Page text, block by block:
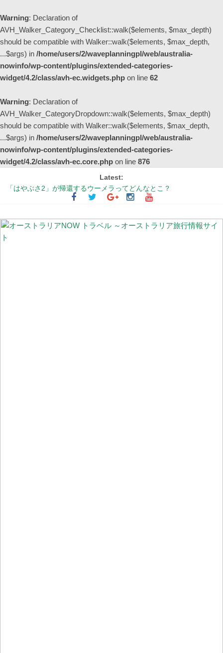
Warning: Declaration of
AVH_Walker_Category_Checklist::walk($elements, $max_depth)
should be compatible with Walker::walk($elements, $max_depth,
...$args) in /home/users/2/waveplanningpl/web/australia-
nowinfo/wp-content/plugins/extended-categories-
widget/4.2/class/avh-ec.widgets.php on line 62
Warning: Declaration of
AVH_Walker_CategoryDropdown::walk($elements, $max_depth)
should be compatible with Walker::walk($elements, $max_depth,
...$args) in /home/users/2/waveplanningpl/web/australia-
nowinfo/wp-content/plugins/extended-categories-
widget/4.2/class/avh-ec.core.php on line 876
Latest:
「はやぶさ2」が帰還するウーメラってどんなとこ？
シドニーの街中が幻想的な紫色に染まる季節 ～ジャカランダ物語
オーストラリアの非接触型買い物事情 ～レジでの会計不要！完全